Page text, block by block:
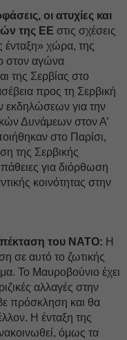
οι ατυχίες και
της ΕΕ στις σχέσεις
ένταξη» χώρα, της
στον αγώνα
της Σερβίας στο
προς τη Σερβική
εκδηλώσεων για την
Δυνάμεων στον Α’
στο Παρίσι,
της Σερβικής
για διόρθωση
κοινότητας στην
του ΝΑΤΟ: Η
σε αυτό το ζωτικής
Το Μαυροβούνιο έχει
αλλαγές στην
πρόσκληση και θα
Η ένταξη της
όμως τα